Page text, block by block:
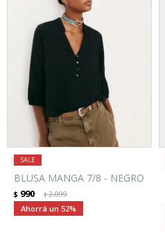
BLUSA MANGA 7/8 - NEGRO
$ 990 $2.099
52